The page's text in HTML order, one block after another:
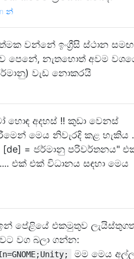
න්
වන්නේ ඉංග්‍රීසි ස්ථාන සමඟ
පෙනේ, නැතහොත් අවම
වැඩ නොකරයි
හොඳ අදහස් !! කුඩා වෙනස්
මෙය නිවැරදි කළ හැකිය
= ජර්මානු පරිවර්තනය"
එක් එක් විධානය සඳහා මෙය
පේළියේ එකමුතුව
වග බලා ගන්න:
මම මෙය